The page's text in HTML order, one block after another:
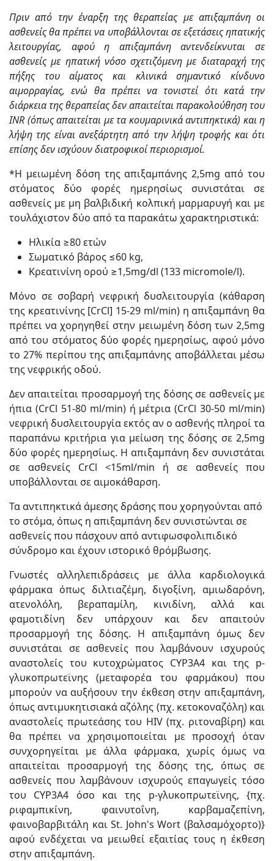
Πριν από την έναρξη της θεραπείας με απιξαμπάνη οι
ασθενείς θα πρέπει να υποβάλλονται σε εξετάσεις ηπατικής
λειτουργίας, αφού η απιξαμπάνη αντενδείκνυται σε
ασθενείς με ηπατική νόσο σχετιζόμενη με διαταραχή της
πήξης του αίματος και κλινικά σημαντικό κίνδυνο
αιμορραγίας, ενώ θα πρέπει να τονιστεί ότι κατά την
διάρκεια της θεραπείας δεν απαιτείται παρακολούθηση του
INR (όπως απαιτείται με τα κουμαρινικά αντιπηκτικά) και η
λήψη της είναι ανεξάρτητη από την λήψη τροφής και ότι
επίσης δεν ισχύουν διατροφικοί περιορισμοί.
*Η μειωμένη δόση της απιξαμπάνης 2,5mg από του
στόματος δύο φορές ημερησίως συνιστάται σε
ασθενείς με μη βαλβιδική κολπική μαρμαρυγή και με
τουλάχιστον δύο από τα παρακάτω χαρακτηριστικά:
Ηλικία ≥80 ετών
Σωματικό βάρος ≤60 kg,
Κρεατινίνη ορού ≥1,5mg/dl (133 micromole/l).
Μόνο σε σοβαρή νεφρική δυσλειτουργία (κάθαρση
της κρεατινίνης [CrCl] 15-29 ml/min) η απιξαμπάνη θα
πρέπει να χορηγηθεί στην μειωμένη δόση των 2,5mg
από του στόματος δύο φορές ημερησίως, αφού μόνο
το 27% περίπου της απιξαμπάνης αποβάλλεται μέσω
της νεφρικής οδού.
Δεν απαιτείται προσαρμογή της δόσης σε ασθενείς με
ήπια (CrCl 51-80 ml/min) ή μέτρια (CrCl 30-50 ml/min)
νεφρική δυσλειτουργία εκτός αν ο ασθενής πληροί τα
παραπάνω κριτήρια για μείωση της δόσης σε 2,5mg
δύο φορές ημερησίως. Η απιξαμπάνη δεν συνιστάται
σε ασθενείς CrCl <15ml/min ή σε ασθενείς που
υποβάλλονται σε αιμοκάθαρση.
Τα αντιπηκτικά άμεσης δράσης που χορηγούνται από
το στόμα, όπως η απιξαμπάνη δεν συνιστώνται σε
ασθενείς που πάσχουν από αντιφωσφολιπιδικό
σύνδρομο και έχουν ιστορικό θρόμβωσης.
Γνωστές αλληλεπιδράσεις με άλλα καρδιολογικά
φάρμακα όπως διλτιαζέμη, διγοξίνη, αμιωδαρόνη,
ατενολόλη, βεραπαμίλη, κινιδίνη, αλλά και
φαμοτιδίνη δεν υπάρχουν και δεν απαιτούν
προσαρμογή της δόσης. Η απιξαμπάνη όμως δεν
συνιστάται σε ασθενείς που λαμβάνουν ισχυρούς
αναστολείς του κυτοχρώματος CYP3A4 και της p-
γλυκοπρωτεϊνης (μεταφορέα του φαρμάκου) που
μπορούν να αυξήσουν την έκθεση στην απιξαμπάνη,
όπως αντιμυκητισιακά αζόλης (πχ. κετοκοναζόλη) και
αναστολείς πρωτεάσης του HIV (πχ. ριτοναβίρη) και
θα πρέπει να χρησιμοποιείται με προσοχή όταν
συνχορηγείται με άλλα φάρμακα, χωρίς όμως να
απαιτείται προσαρμογή της δόσης της, όπως σε
ασθενείς που λαμβάνουν ισχυρούς επαγωγείς τόσο
του CYP3A4 όσο και της p-γλυκοπρωτεϊνης, {πχ.
ριφαμπικίνη, φαινυτοΐνη, καρβαμαζεπίνη,
φαινοβαρβιτάλη και St. John's Wort (βαλσαμόχορτο)}
αφού ενδέχεται να μειωθεί εξαιτίας τους η έκθεση
στην απιξαμπάνη.